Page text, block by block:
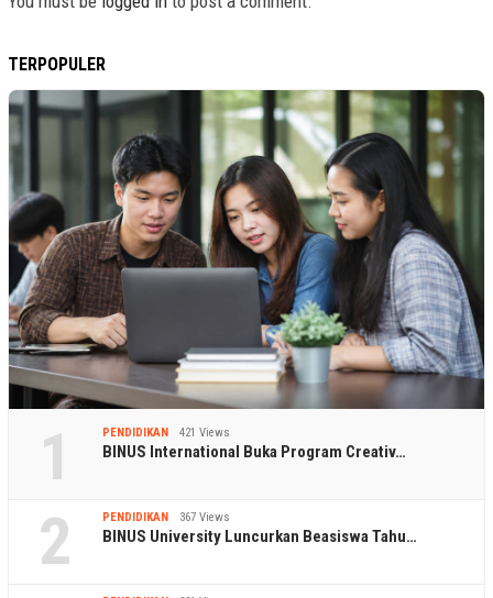
TERPOPULER
1 PENDIDIKAN 421 Views
BINUS International Buka Program Creativ…
2 PENDIDIKAN 367 Views
BINUS University Luncurkan Beasiswa Tahu…